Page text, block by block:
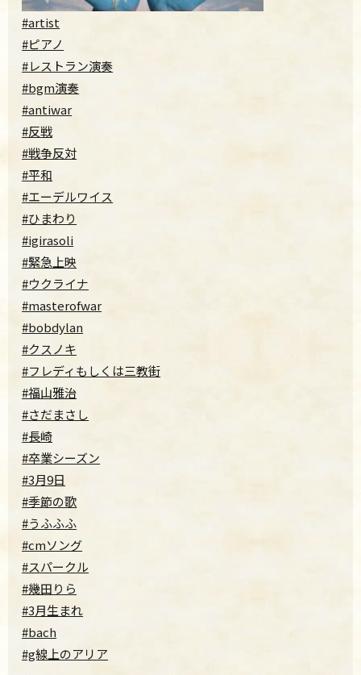
#artist
#ピアノ
#レストラン演奏
#bgm演奏
#antiwar
#反戦
#戦争反対
#平和
#エーデルワイス
#ひまわり
#igirasoli
#緊急上映
#ウクライナ
#masterofwar
#bobdylan
#クスノキ
#フレディもしくは三教街
#福山雅治
#さだまさし
#長崎
#卒業シーズン
#3月9日
#季節の歌
#うふふふ
#cmソング
#スパークル
#幾田りら
#3月生まれ
#bach
#g線上のアリア